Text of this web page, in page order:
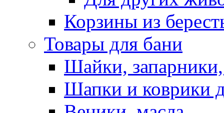
Корзины из
Товары для бани
Шайки,
Шапки и коврики